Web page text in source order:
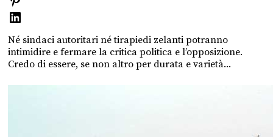
Né sindaci autoritari né tirapiedi zelanti potranno
intimidire e fermare la critica politica e l’opposizione.
Credo di essere, se non altro per durata e varietà...